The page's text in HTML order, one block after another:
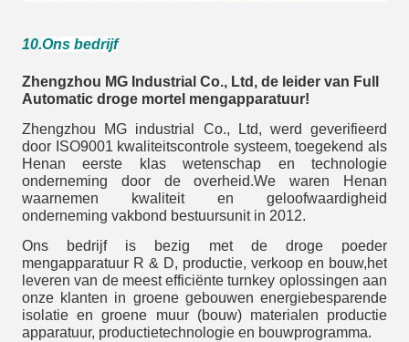
10.Ons bedrijf
Zhengzhou MG Industrial Co., Ltd, de leider van Full
Automatic droge mortel mengapparatuur!
Zhengzhou MG industrial Co., Ltd, werd geverifieerd
door ISO9001 kwaliteitscontrole systeem, toegekend als
Henan eerste klas wetenschap en technologie
onderneming door de overheid.We waren Henan
waarnemen kwaliteit en geloofwaardigheid
onderneming vakbond bestuursunit in 2012.
Ons bedrijf is bezig met de droge poeder
mengapparatuur R & D, productie, verkoop en bouw,het
leveren van de meest efficiënte turnkey oplossingen aan
onze klanten in groene gebouwen energiebesparende
isolatie en groene muur (bouw) materialen productie
apparatuur, productietechnologie en bouwprogramma.